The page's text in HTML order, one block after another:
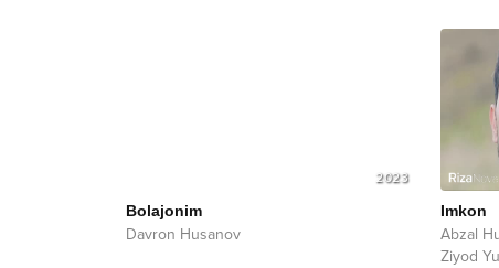
2023
Bolajonim
Davron Husanov
Imkon
Abzal
Ziyod